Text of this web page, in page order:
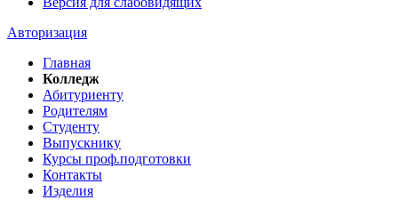
Авторизация
Главная
Колледж
Абитуриенту
Родителям
Студенту
Выпускнику
Курсы проф.подготовки
Контакты
Изделия